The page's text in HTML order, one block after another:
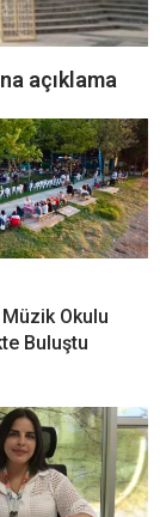
açıklama
Okulu
Buluştu